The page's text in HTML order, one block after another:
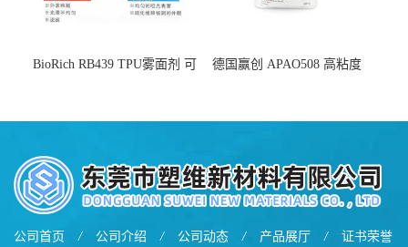
BioRich RB439 TPU雾面剂 可
德国赢创 APAO508 高粘度
公司首页 / 公司介绍 / 公司动态 / 产品展厅 / 证书荣誉